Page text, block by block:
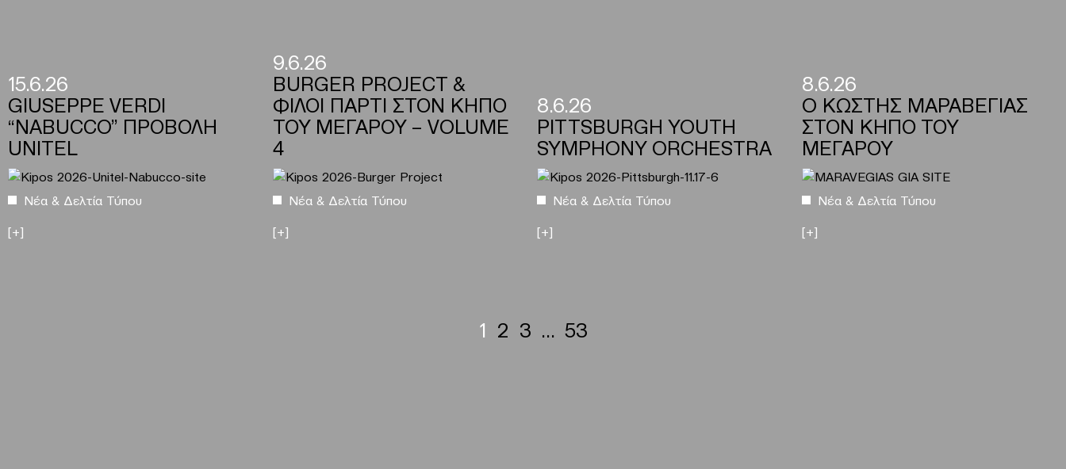
15.6.26
GIUSEPPE VERDI
“NABUCCO” ΠΡΟΒΟΛΗ
UNITEL
Νέα & Δελτία Τύπου
[+]
9.6.26
BURGER PROJECT &
ΦΙΛΟΙ ΠΑΡΤΙ ΣΤΟΝ ΚΗΠΟ
ΤΟΥ ΜΕΓΑΡΟΥ – VOLUME
4
Νέα & Δελτία Τύπου
[+]
8.6.26
PITTSBURGH YOUTH
SYMPHONY ORCHESTRA
Νέα & Δελτία Τύπου
[+]
8.6.26
O ΚΩΣΤΗΣ ΜΑΡΑΒΕΓΙΑΣ
ΣΤΟΝ ΚΗΠΟ ΤΟΥ
ΜΕΓΑΡΟΥ
Νέα & Δελτία Τύπου
[+]
1 2 3 … 53